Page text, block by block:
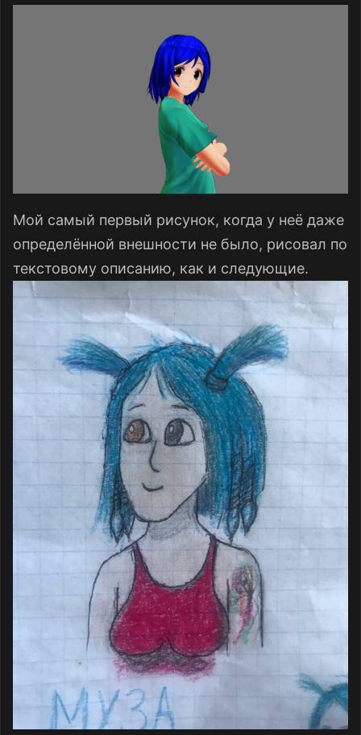
Мой самый первый рисунок, когда у неё даже
определённой внешности не было, рисовал по
текстовому описанию, как и следующие.